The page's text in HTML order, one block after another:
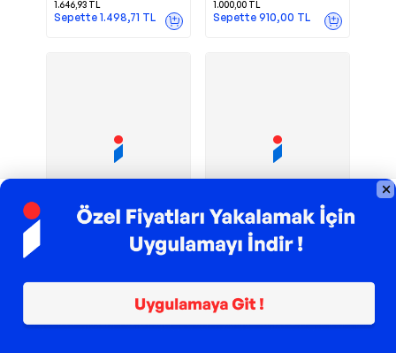
1.646,93 TL
Sepette 1.498,71 TL
1.000,00 TL
Sepette 910,00 TL
TROY ile 200 TL İndirim TROY ile 200 TL İndirim
Depolife
Askılığı Kuş Tünek